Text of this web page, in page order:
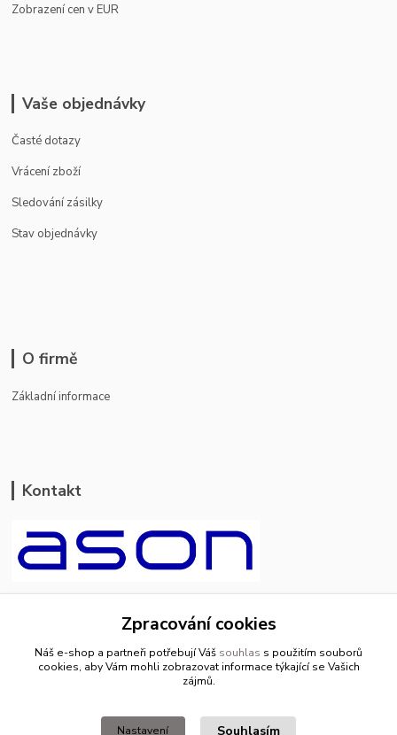
Zobrazení cen v EUR
Vaše objednávky
Časté dotazy
Vrácení zboží
Sledování zásilky
Stav objednávky
O firmě
Základní informace
Kontakt
+420 799 500 769
pracovní dny 8-11hod.,13-15hod.
Zpracování cookies
Náš e-shop a partneři potřebují Váš souhlas s použitím souborů
cookies, aby Vám mohli zobrazovat informace týkající se Vašich
zájmů.
Nastavení Souhlasím